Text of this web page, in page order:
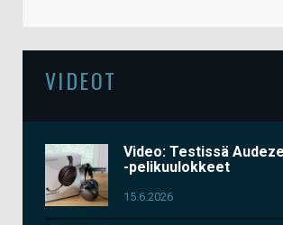
VIDEOT
Video: Testissä
-pelikuulokkeet
15.6.2026